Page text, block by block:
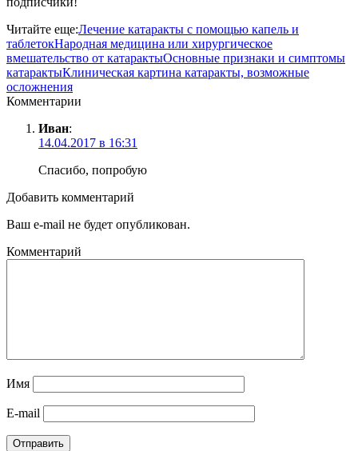
Читайте еще:Лечение катаракты с помощью капель и
таблетокНародная медицина или хирургическое
вмешательство от катарактыОсновные признаки и симптомы
катарактыКлиническая картина катаракты, возможные
осложнения
Комментарии
Иван:
14.04.2017 в 16:31
Спасибо, попробую
Добавить комментарий
Ваш e-mail не будет опубликован.
Комментарий
Имя
E-mail
Отправить